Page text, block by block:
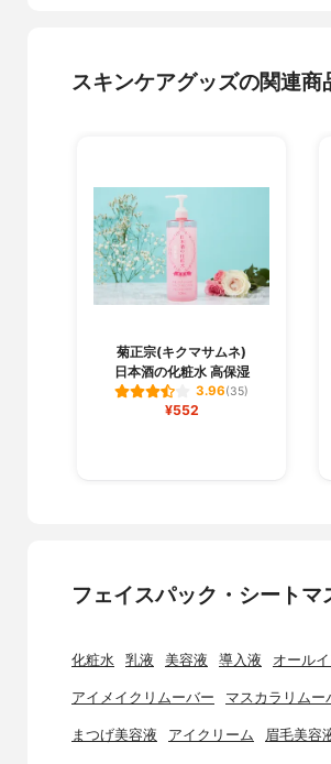
スキンケアグッズの関連商
菊正宗(キクマサムネ)
日本酒の化粧水 高保湿
3.96(35)
¥552
フェイスパック・シート
化粧水 乳液 美容液 導入液 オール
アイメイクリムーバー マスカラリムー
まつげ美容液 アイクリーム 眉毛美容